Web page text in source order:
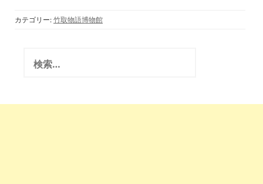
取翁 国際かぐや姫学
カテゴリー:竹取物語博物館